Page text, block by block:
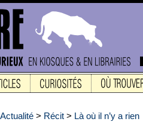
Actualité > Récit > Là où il n’y a rien